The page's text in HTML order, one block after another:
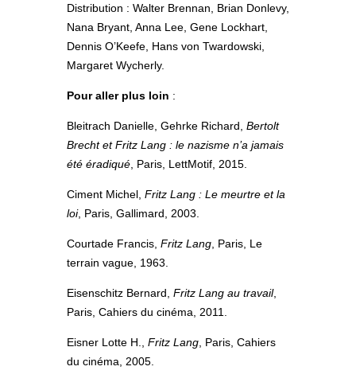
Distribution : Walter Brennan, Brian Donlevy,
Nana Bryant, Anna Lee, Gene Lockhart,
Dennis O’Keefe, Hans von Twardowski,
Margaret Wycherly.
Pour aller plus loin :
Bleitrach Danielle, Gehrke Richard, Bertolt
Brecht et Fritz Lang : le nazisme n’a jamais
été éradiqué , Paris, LettMotif, 2015.
Ciment Michel, Fritz Lang : Le meurtre et la
loi, Paris, Gallimard, 2003.
Courtade Francis, Fritz Lang , Paris, Le
terrain vague, 1963.
Eisenschitz Bernard, Fritz Lang au travail,
Paris, Cahiers du cinéma, 2011.
Eisner Lotte H., Fritz Lang , Paris, Cahiers
du cinéma, 2005.